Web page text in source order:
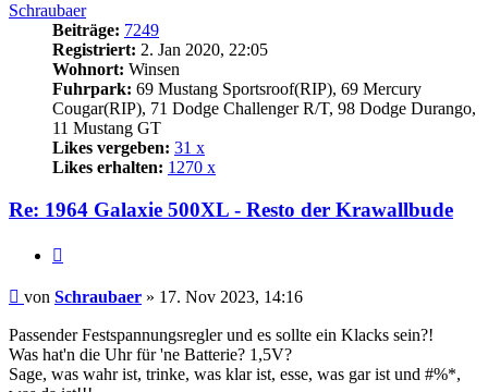
Schraubaer
Beiträge: 7249
Registriert: 2. Jan 2020, 22:05
Wohnort: Winsen
Fuhrpark: 69 Mustang Sportsroof(RIP), 69 Mercury
Cougar(RIP), 71 Dodge Challenger R/T, 98 Dodge Durango,
11 Mustang GT
Likes vergeben: 31 x
Likes erhalten: 1270 x
Re: 1964 Galaxie 500XL - Resto der Krawallbude
Beitrag
von Schraubaer » 17. Nov 2023, 14:16
Passender Festspannungsregler und es sollte ein Klacks sein?!
Was hat'n die Uhr für 'ne Batterie? 1,5V?
Sage, was wahr ist, trinke, was klar ist, esse, was gar ist und #%*,